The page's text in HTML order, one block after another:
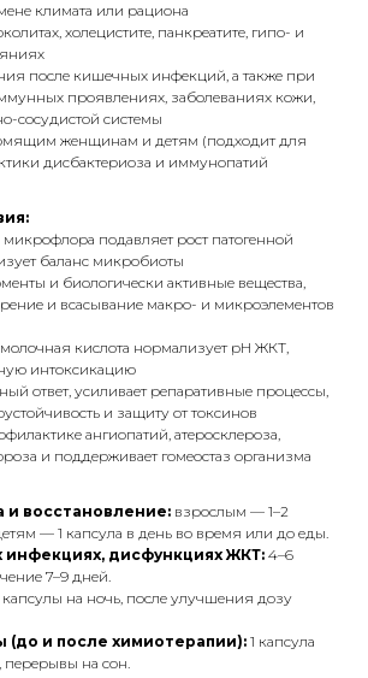
климата или рациона
холецистите, панкреатите, гипо- и
после кишечных инфекций, а также при
проявлениях, заболеваниях кожи,
сосудистой системы
женщинам и детям (подходит для
дисбактериоза и иммунопатий
подавляет рост патогенной
баланс микробиоты
и биологически активные вещества,
и всасывание макро- и микроэлементов
кислота нормализует pH ЖКТ,
интоксикацию
ответ, усиливает репаративные процессы,
и защиту от токсинов
ангиопатий, атеросклероза,
и поддерживает гомеостаз организма
и восстановление: взрослым — 1–2
— 1 капсула в день во время или до еды.
дисфункциях ЖКТ: 4–6
7–9 дней.
на ночь, после улучшения дозу
(до и после химиотерапии): 1 капсула
перерывы на сон.